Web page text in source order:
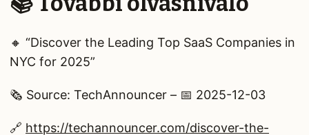
🔸 “Discover the Leading Top SaaS Companies in
NYC for 2025”
🗞️ Source: TechAnnouncer – 📅 2025-12-03
🔗 https://techannouncer.com/discover-the-